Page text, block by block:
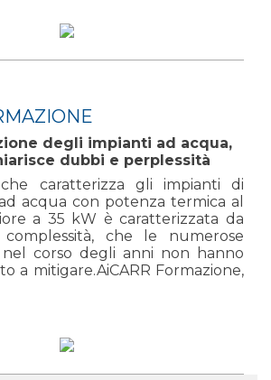
degli impianti ad acqua,
dubbi e perplessità
caratterizza gli impianti di
acqua con potenza termica al
a 35 kW è caratterizzata da
che le numerose
corso degli anni non hanno
a mitigare.AiCARR Formazione,